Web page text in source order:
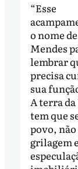
“Esse
o nome
Mendes
lembrar
precisa
sua
A terra
tem que
povo, não
grilagem